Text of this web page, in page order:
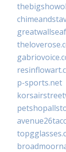
p-sports.net